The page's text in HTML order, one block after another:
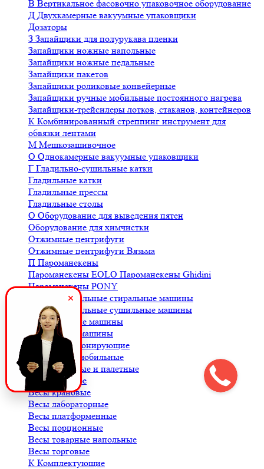
В Вертикальное фасовочно упаковочное оборудование
Д Двухкамерные вакуумные упаковщики
Дозаторы
З Запайщики для полурукава пленки
Запайщики ножные напольные
Запайщики ножные педальные
Запайщики пакетов
Запайщики роликовые конвейерные
Запайщики ручные мобильные постоянного нагрева
Запайщики-трейсилеры лотков, стаканов, контейнеров
К Комбинированный стреппинг инструмент для
обвязки лентами
М Мешкозашивочное
О Однокамерные вакуумные упаковщики
Г Гладильно-сушильные катки
Гладильные катки
Гладильные прессы
Гладильные столы
О Оборудование для выведения пятен
Оборудование для химчистки
Отжимные центрифуги
Отжимные центрифуги Вязьма
П Пароманекены
Пароманекены EOLO Пароманекены Ghidini
Пароманекены PONY
Профессиональные стиральные машины
Профессиональные сушильные машины
Стиральные машины
Сушильные машины
Шкафы озонирующие
Весы автомобильные
Весы балочные и палетные
Весы для кофе
Весы крановые
Весы лабораторные
Весы платформенные
Весы порционные
Весы товарные напольные
Весы торговые
К Комплектующие